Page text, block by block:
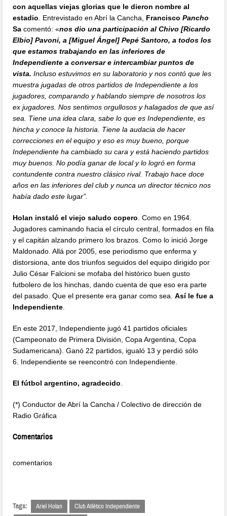
con aquellas viejas glorias que le dieron nombre al
estadio . Entrevistado en Abrí la Cancha, FranciscoPancho
Sa comentó: «nos dio una participación al Chivo [Ricardo
Elbio] Pavoni, a [Miguel Ángel] Pepé Santoro, a todos los
que estamos trabajando en las inferiores de
Independiente a conversar e intercambiar puntos de
vista. Incluso estuvimos en su laboratorio y nos contó que les
muestra jugadas de otros partidos de Independiente a los
jugadores, comparando y hablando siempre de nosotros los
ex jugadores. Nos sentimos orgullosos y halagados de que así
sea. Tiene una idea clara, sabe lo que es Independiente, es
hincha y conoce la historia. Tiene la audacia de hacer
correcciones en el equipo y eso es muy bueno, porque
Independiente ha cambiado su cara y está haciendo partidos
muy buenos. No podía ganar de local y lo logró en forma
contundente contra nuestro clásico rival. Trabajo hace doce
años en las inferiores del club y nunca un director técnico nos
había dado este lugar”.
Holan instaló el viejo saludo copero . Como en 1964.
Jugadores caminando hacia el círculo central, formados en fila
y el capitán alzando primero los brazos. Como lo inició Jorge
Maldonado. Allá por 2005, ese periodismo que enferma y
distorsiona, ante dos triunfos seguidos del equipo dirigido por
Julio César Falcioni se mofaba del histórico buen gusto
futbolero de los hinchas, dando cuenta de que eso era parte
del pasado. Que el presente era ganar como sea.Así le fue a
Independiente
En este 2017, Independiente jugó 41 partidos oficiales
(Campeonato de Primera División, Copa Argentina, Copa
Sudamericana). Ganó 22 partidos, igualó 13 y perdió sólo
6. Independiente se reencontró con Independiente.
El fútbol argentino, agradecido
(*) Conductor de Abrí la Cancha / Colectivo de dirección de
Radio Gráfica
Comentarios
comentarios
Tags: Ariel Holan Club Atlético Independiente